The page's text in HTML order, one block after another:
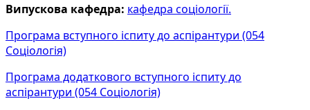
Випускова кафедра: кафедра соціології.
Програма вступного іспиту до аспірантури (054
Соціологія)
Програма додаткового вступного іспиту до
аспірантури (054 Соціологія)